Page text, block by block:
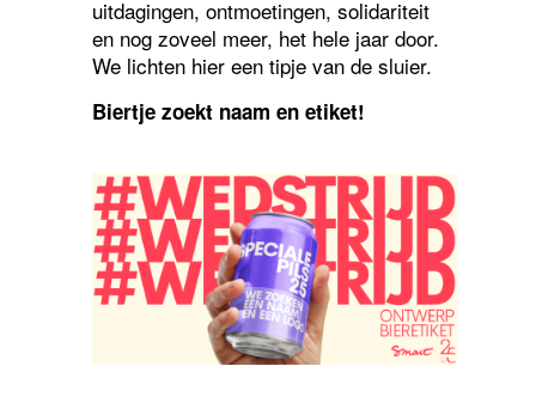
uitdagingen, ontmoetingen, solidariteit
en nog zoveel meer, het hele jaar door.
We lichten hier een tipje van de sluier.
Biertje zoekt naam en etiket!